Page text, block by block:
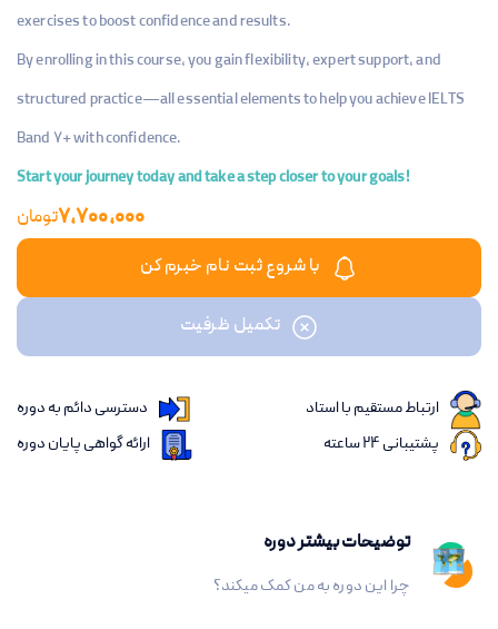
exercises to boost confidence and results.
By enrolling in this course, you gain flexibility, expert support, and
structured practice—all essential elements to help you achieve IELTS
Band 7+ with confidence.
Start your journey today and take a step closer to your goals!
7,700,000تومان
با شروع ثبت نام خبرم کن
تکمیل ظرفیت
ارتباط مستقیم با استاد
دسترسی دائم به دوره
پشتیبانی 24 ساعته
ارائه گواهی پایان دوره
توضیحات بیشتر دوره
چرا این دوره به من کمک میکند؟